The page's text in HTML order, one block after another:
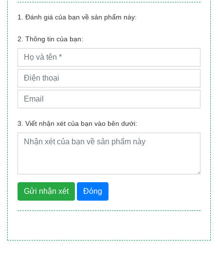
1. Đánh giá của bạn về sản phẩm này:
2. Thông tin của bạn:
3. Viết nhận xét của bạn vào bên dưới:
Gửi nhận xét Đóng